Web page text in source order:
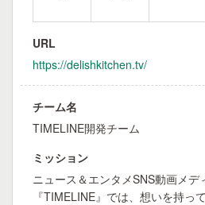
URL
https://delishkitchen.tv/
チーム名
TIMELINE開発チーム
ミッション
ニュース＆エンタメSNS動画メ
『TIMELINE』では、想いを持っ